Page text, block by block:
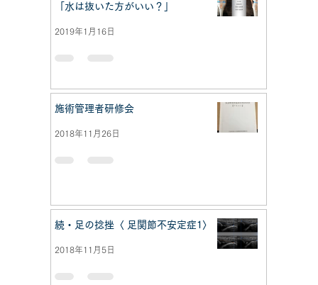
「水は抜いた方がいい？」
2019年1月16日
施術管理者研修会
2018年11月26日
続・足の捻挫〈 足関節不安定症1〉
2018年11月5日